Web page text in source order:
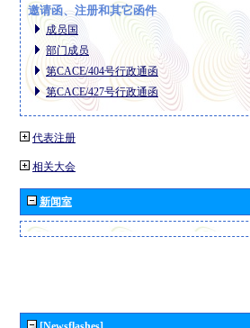
邀请函、注册和其它函件
成员国
部门成员
第CACE/404号行政通函
第CACE/427号行政通函
代表注册
相关大会
新闻室